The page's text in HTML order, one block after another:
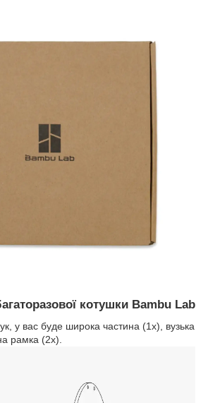
котушки Bambu Lab
у вас буде широка частина (1х), вузька
рамка (2х).